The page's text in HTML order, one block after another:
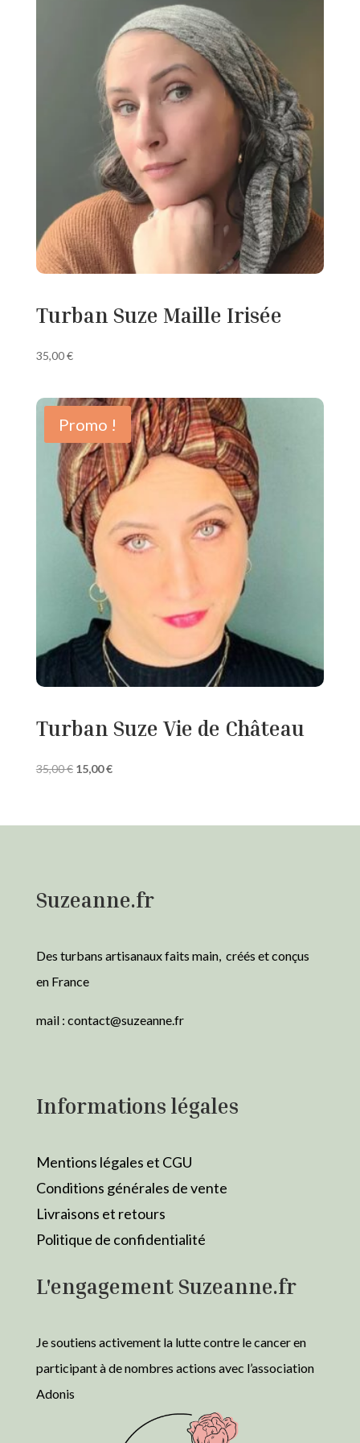
Turban Suze Maille Irisée
35,00€
Promo !
Turban Suze Vie de Château
35,00€ Le
était :
15,00€Le
est :
Suzeanne.fr
Des turbans artisanaux faits main, créés et conçus
en France
mail : contact@suzeanne.fr
Informations légales
Mentions légales et CGU
Conditions générales de vente
Livraisons et retours
Politique de confidentialité
L'engagement Suzeanne.fr
Je soutiens activement la lutte contre le cancer en
participant à de nombres actions avec l’association
Adonis